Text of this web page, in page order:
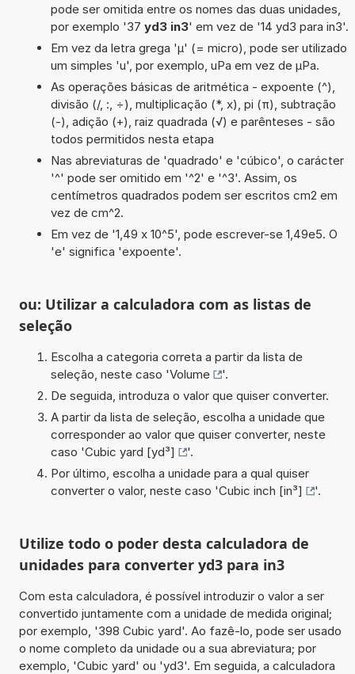
pode ser omitida entre os nomes das duas unidades,
por exemplo '37 yd3 in3' em vez de '14 yd3 para in3'.
Em vez da letra grega 'µ' (= micro), pode ser utilizado
um simples 'u', por exemplo, uPa em vez de µPa.
As operações básicas de aritmética - expoente (^),
divisão (/, :, ÷), multiplicação (*, x), pi (π), subtração
(-), adição (+), raiz quadrada (√) e parênteses - são
todos permitidos nesta etapa
Nas abreviaturas de 'quadrado' e 'cúbico', o carácter
'^' pode ser omitido em '^2' e '^3'. Assim, os
centímetros quadrados podem ser escritos cm2 em
vez de cm^2.
Em vez de '1,49 x 10^5', pode escrever-se 1,49e5. O
'e' significa 'expoente'.
ou: Utilizar a calculadora com as listas de
seleção
Escolha a categoria correta a partir da lista de
seleção, neste caso 'Volume
'.
De seguida, introduza o valor que quiser converter.
A partir da lista de seleção, escolha a unidade que
corresponder ao valor que quiser converter, neste
caso 'Cubic yard [yd³]
'.
Por último, escolha a unidade para a qual quiser
converter o valor, neste caso 'Cubic inch [in³] '.
Utilize todo o poder desta calculadora de
unidades para converter yd3 para in3
Com esta calculadora, é possível introduzir o valor a ser
convertido juntamente com a unidade de medida original;
por exemplo, '398 Cubic yard'. Ao fazê-lo, pode ser usado
o nome completo da unidade ou a sua abreviatura; por
exemplo, 'Cubic yard' ou 'yd3'. Em seguida, a calculadora